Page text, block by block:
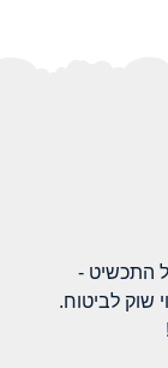
התכשיט -
שוק לביטוח.